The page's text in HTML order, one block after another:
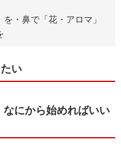
・鼻で「花・アロマ」
い
にから始めればいい